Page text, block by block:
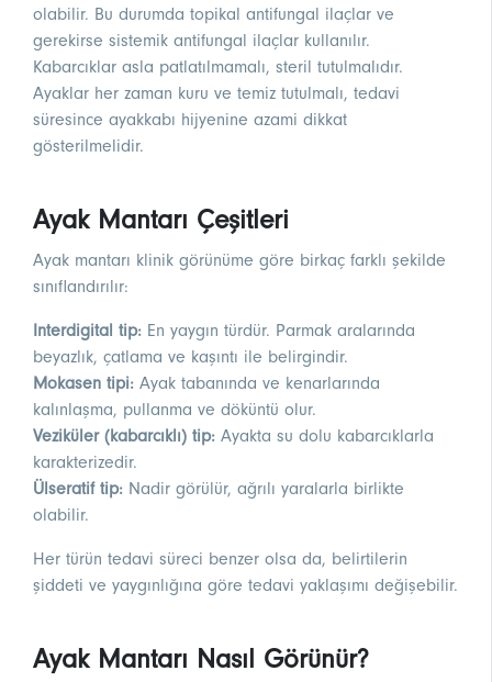
olabilir. Bu durumda topikal antifungal ilaçlar ve
gerekirse sistemik antifungal ilaçlar kullanılır.
Kabarcıklar asla patlatılmamalı, steril tutulmalıdır.
Ayaklar her zaman kuru ve temiz tutulmalı, tedavi
süresince ayakkabı hijyenine azami dikkat
gösterilmelidir.
Ayak Mantarı Çeşitleri
Ayak mantarı klinik görünüme göre birkaç farklı şekilde
sınıflandırılır:
Interdigital tip: En yaygın türdür. Parmak aralarında
beyazlık, çatlama ve kaşıntı ile belirgindir.
Mokasen tipi: Ayak tabanında ve kenarlarında
kalınlaşma, pullanma ve döküntü olur.
Veziküler (kabarcıklı) tip: Ayakta su dolu kabarcıklarla
karakterizedir.
Ülseratif tip: Nadir görülür, ağrılı yaralarla birlikte
olabilir.
Her türün tedavi süreci benzer olsa da, belirtilerin
şiddeti ve yaygınlığına göre tedavi yaklaşımı değişebilir.
Ayak Mantarı Nasıl Görünür?